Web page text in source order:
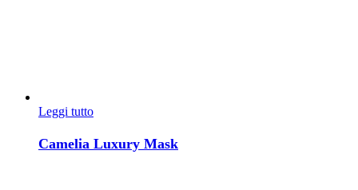
Leggi tutto
Camelia Luxury Mask